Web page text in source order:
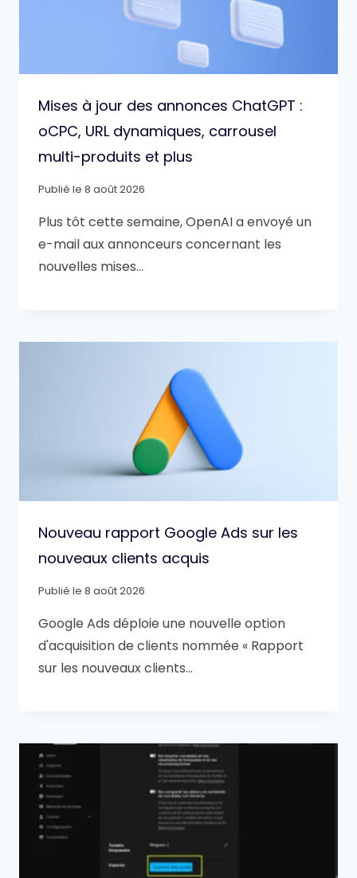
Mises à jour des annonces ChatGPT :
oCPC, URL dynamiques, carrousel
multi-produits et plus
Publié le 8 août 2026
Plus tôt cette semaine, OpenAI a envoyé un
e-mail aux annonceurs concernant les
nouvelles mises…
Nouveau rapport Google Ads sur les
nouveaux clients acquis
Publié le 8 août 2026
Google Ads déploie une nouvelle option
d'acquisition de clients nommée « Rapport
sur les nouveaux clients…